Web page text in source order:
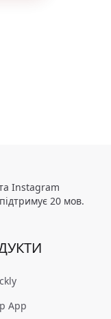
Instagram
20 мов.
App